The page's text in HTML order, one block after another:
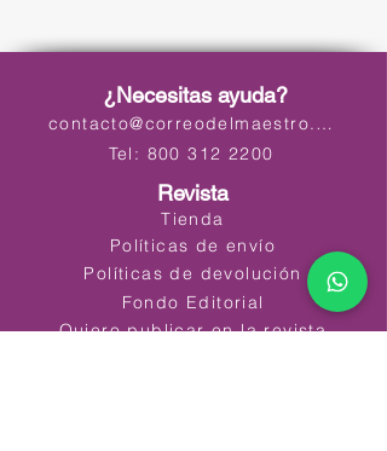
¿Necesitas ayuda?
contacto@correodelmaestro.com
Tel: 800 312 2200
Revista
Tienda
Políticas de envío
Políticas de devolución
Fondo Editorial
Quiero publicar en la revista